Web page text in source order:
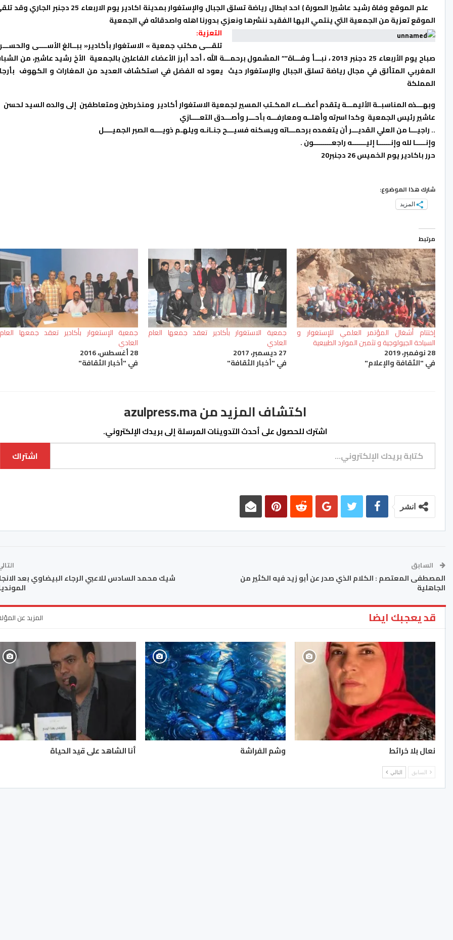
علم الموقع وفاة رشيد عاشير( الصورة ) احد ابطال رياضة تسلق الجبال والإستغوار بمدينة اكادير يوم الاربعاء 25 دجنبر
الموقع تعزية من الجمعية التي ينتمي اليها الفقيد ننشرها ونعزي بدورنا اهله واصدقائه في الجمعية
التعزية:
تلقـــى مكتب جمعية » الاستغوار بأكادير« ببــالغ الأســــى
صباح يوم الأربعاء 25 دجنبر 2013 ، نبـــأ وفـــاة”” المشمول برحمـــة الله ، أحد أبرز الأعضاء الفاعلين بالجمعية الأخ رشيد عاشير، من
المغربي المتألق في مجال رياضة تسلق الجبال والإستغوار حيث يعود له الفضل في استكشاف العديد من المغارات و الكهوف
المملكة
وبهـــذه المناسبــة الأليمـــة يتقدم أعضـــاء المكـتب المسير لجمعية الاستغوار أكادير ومنخرطين ومتعاطفين إلى والده السيد لحسن
عاشير رئيس الجمعية وكدا اسرته وأهلــه ومعارفـــه بأحـــر وأصـــدق التعــــازي
.. راجيـــا من العلي القديـــر أن يتغمده برحمـــاته ويسكنه فسيـــح جنـانـه ويلهـم ذويــــه الصبر الجميــــل
وإنـــــا لله وإنــــــا إليـــــــه راجعـــــــــون .
حرر باكادير يوم الخميس 26 دجنبر20
شارك هذا الموضوع:
المزيد
مرتبط
إختتام أشغال المؤتمر العلمي للإستغوار و
السياحة الجيولوجية و تثمين الموارد الطبيعية
28 نوفمبر، 2019
في "الثقافة والإعلام"
جمعية الاستغوار بأكادير تعقد جمعها العام
العادي
27 ديسمبر، 2017
في "أخبار الثقافة"
جمعية الإستغوار بأكادير تعقد جمعها العام
العادي
28 أغسطس، 2016
في "أخبار الثقافة"
اكتشاف المزيد من azulpress.ma
اشترك للحصول على أحدث التدوينات المرسلة إلى بريدك الإلكتروني.
كتابة بريدك الإلكتروني...
اشتراك
انشر
السابق
المصطفى المعتصم : الكلام الذي صدر عن أبو زيد فيه الكثير من
الجاهلية
شيك محمد السادس للاعبي الرجاء البيضاوي بعد
قد يعجبك ايضا المزيد عن
نعال بلا خرائط وشم الفراشة أنا الشاهد على قيد الحياة
السابق التالي